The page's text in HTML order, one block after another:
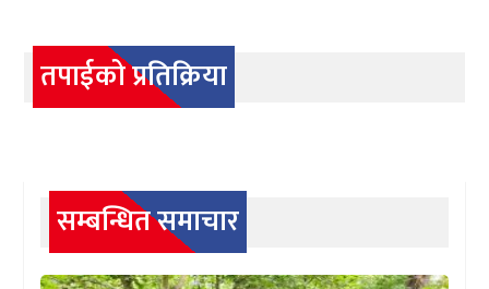
तपाईको प्रतिक्रिया
सम्बन्धित समाचार